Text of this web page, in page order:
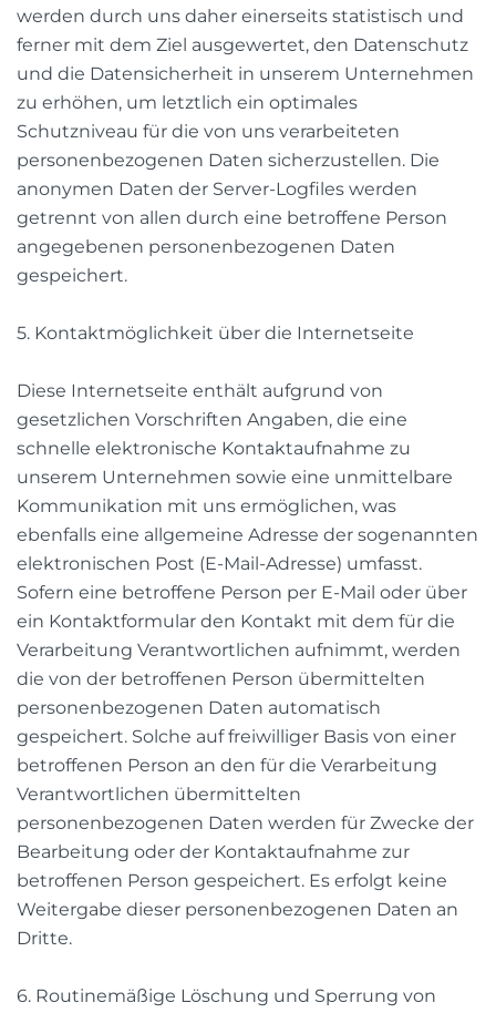
werden durch uns daher einerseits statistisch und
ferner mit dem Ziel ausgewertet, den Datenschutz
und die Datensicherheit in unserem Unternehmen
zu erhöhen, um letztlich ein optimales
Schutzniveau für die von uns verarbeiteten
personenbezogenen Daten sicherzustellen. Die
anonymen Daten der Server-Logfiles werden
getrennt von allen durch eine betroffene Person
angegebenen personenbezogenen Daten
gespeichert.
5. Kontaktmöglichkeit über die Internetseite
Diese Internetseite enthält aufgrund von
gesetzlichen Vorschriften Angaben, die eine
schnelle elektronische Kontaktaufnahme zu
unserem Unternehmen sowie eine unmittelbare
Kommunikation mit uns ermöglichen, was
ebenfalls eine allgemeine Adresse der sogenannten
elektronischen Post (E-Mail-Adresse) umfasst.
Sofern eine betroffene Person per E-Mail oder über
ein Kontaktformular den Kontakt mit dem für die
Verarbeitung Verantwortlichen aufnimmt, werden
die von der betroffenen Person übermittelten
personenbezogenen Daten automatisch
gespeichert. Solche auf freiwilliger Basis von einer
betroffenen Person an den für die Verarbeitung
Verantwortlichen übermittelten
personenbezogenen Daten werden für Zwecke der
Bearbeitung oder der Kontaktaufnahme zur
betroffenen Person gespeichert. Es erfolgt keine
Weitergabe dieser personenbezogenen Daten an
Dritte.
6. Routinemäßige Löschung und Sperrung von